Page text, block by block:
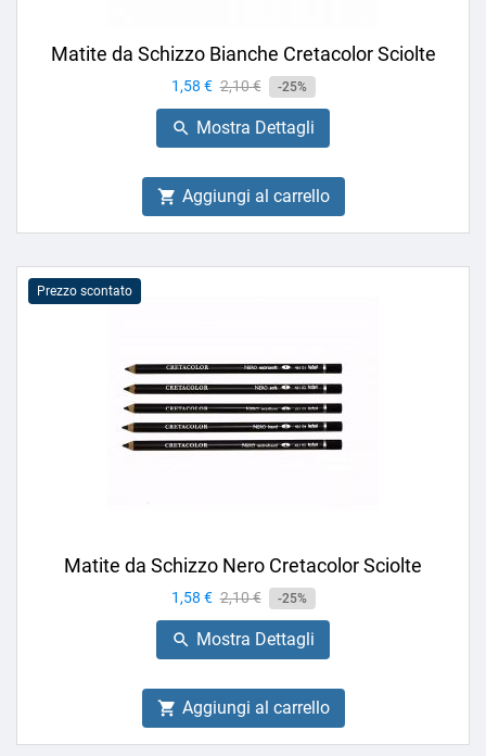
Matite da Schizzo Bianche Cretacolor Sciolte
Prezzo
1,58 € Prezzo
base
2,10 € -25%
 Mostra Dettagli
 Aggiungi al carrello
Prezzo scontato
Matite da Schizzo Nero Cretacolor Sciolte
Prezzo
1,58 € Prezzo
base
2,10 € -25%
 Mostra Dettagli
 Aggiungi al carrello